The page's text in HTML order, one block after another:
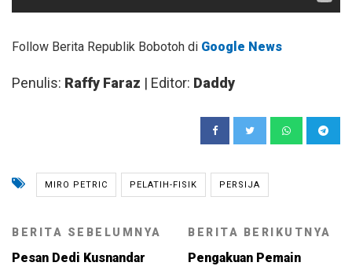
Follow Berita Republik Bobotoh di Google News
Penulis: Raffy Faraz | Editor: Daddy
MIRO PETRIC PELATIH-FISIK PERSIJA
BERITA SEBELUMNYA
Pesan Dedi Kusnandar
BERITA BERIKUTNYA
Pengakuan Pemain